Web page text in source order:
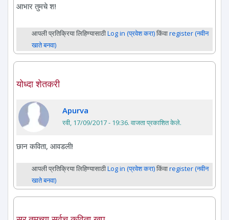
आभार तुमचे श!
आपली प्रतिक्रिया लिहिण्यासाठीLog in (प्रवेश करा)किंवाregister (नवीन
खाते बनवा)
योध्दा शेतकरी
Apurva
रवी, 17/09/2017 - 19:36. वाजता प्रकाशित केले.
छान कविता, आवडली!
आपली प्रतिक्रिया लिहिण्यासाठीLog in (प्रवेश करा)किंवाregister (नवीन
खाते बनवा)